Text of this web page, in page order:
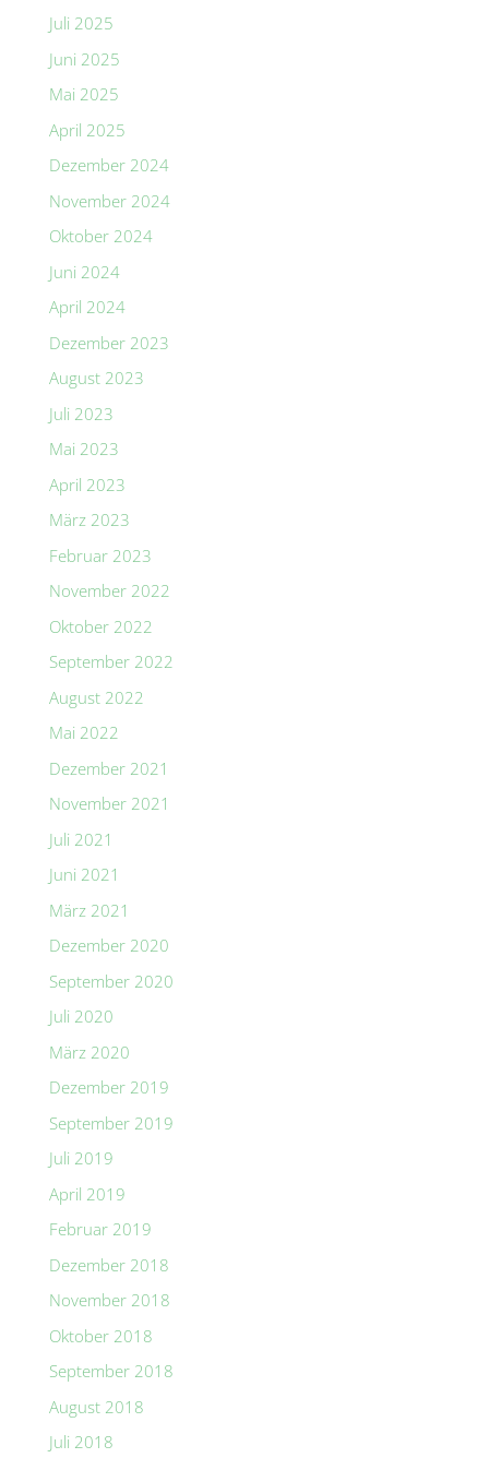
Juli 2025
Juni 2025
Mai 2025
April 2025
Dezember 2024
November 2024
Oktober 2024
Juni 2024
April 2024
Dezember 2023
August 2023
Juli 2023
Mai 2023
April 2023
März 2023
Februar 2023
November 2022
Oktober 2022
September 2022
August 2022
Mai 2022
Dezember 2021
November 2021
Juli 2021
Juni 2021
März 2021
Dezember 2020
September 2020
Juli 2020
März 2020
Dezember 2019
September 2019
Juli 2019
April 2019
Februar 2019
Dezember 2018
November 2018
Oktober 2018
September 2018
August 2018
Juli 2018